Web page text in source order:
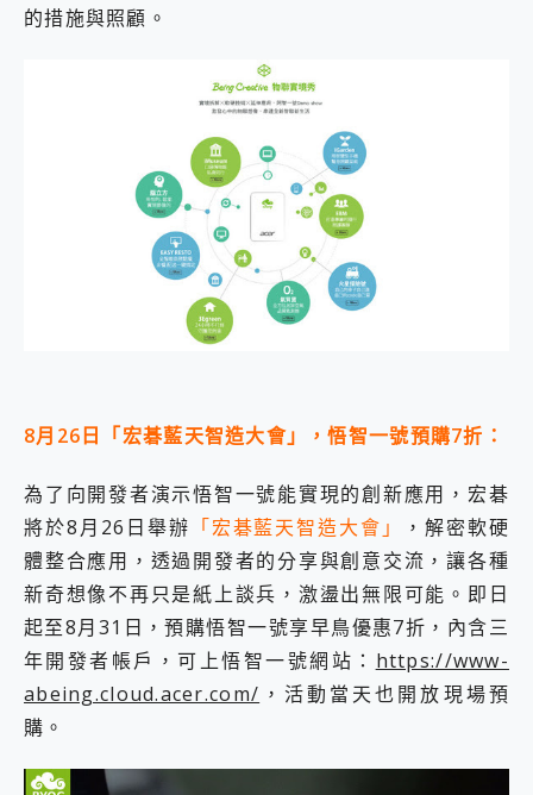
的措施與照顧。
8月26日「宏碁藍天智造大會」，悟智一號預購7折：
為了向開發者演示悟智一號能實現的創新應用，宏碁
將於8月26日舉辦 「宏碁藍天智造大會」
，解密軟硬
體整合應用，透過開發者的分享與創意交流，讓各種
新奇想像不再只是紙上談兵，激盪出無限可能。即日
起至8月31日，預購悟智一號享早鳥優惠7折，內含三
年開發者帳戶，可上悟智一號網站： https://www-
abeing.cloud.acer.com/ ，活動當天也開放現場預
購。